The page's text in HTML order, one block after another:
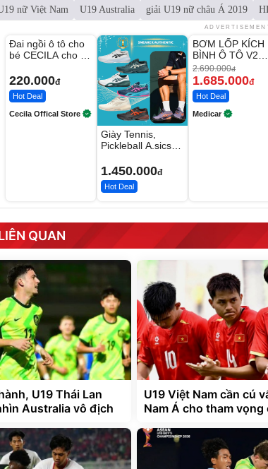
nữ Việt Nam U19 Australia giải U19 nữ châu Á 2019
Đai ngồi ô tô cho
bé CECILA cho bé
220.000đ
Hot Deal
Cecila Offical Store
Giày Tennis,
Pickleball A.sics
Các Phối Màu
1.450.000đ
Hot Deal
-37%
Unmute
BƠM LỐP KÍCH
BÌNH Ô TÔ V2
4IN1 Medicar
12.000mAh
2.690.000đ
1.685.000đ
Hot Deal
Medicar
QUAN
U19 Thái Lan
Australia vô địch
U19 Việt Nam cần cú
Nam Á cho tham vọng